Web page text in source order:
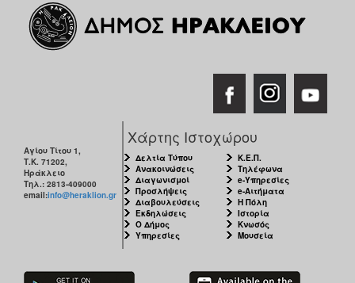
Αγίου Τίτου 1,
Τ.Κ. 71202,
Ηράκλειο
Τηλ.: 2813-409000
email:info@heraklion.gr
Χάρτης Ιστοχώρου
Δελτία Τύπου
Ανακοινώσεις
Διαγωνισμοί
Προσλήψεις
Διαβουλεύσεις
Εκδηλώσεις
Ο Δήμος
Υπηρεσίες
Κ.Ε.Π.
Τηλέφωνα
e-Υπηρεσίες
e-Αιτήματα
Η Πόλη
Ιστορία
Κνωσός
Μουσεία